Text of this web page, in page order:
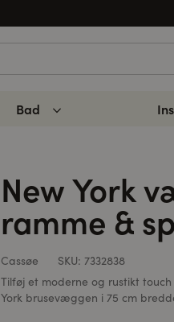
Bad
New York
ramme &
Cassøe SKU: 7332838
Tilføj et moderne og rustikt
York brusevæggen i 75 cm